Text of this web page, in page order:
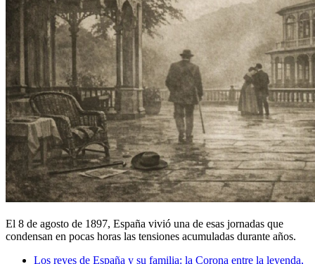
El 8 de agosto de 1897, España vivió una de esas jornadas que
condensan en pocas horas las tensiones acumuladas durante años.
Los reyes de España y su familia: la Corona entre la leyenda,